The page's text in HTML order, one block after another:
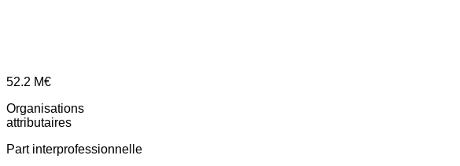
52.2 M€
Organisations
attributaires
Part interprofessionnelle